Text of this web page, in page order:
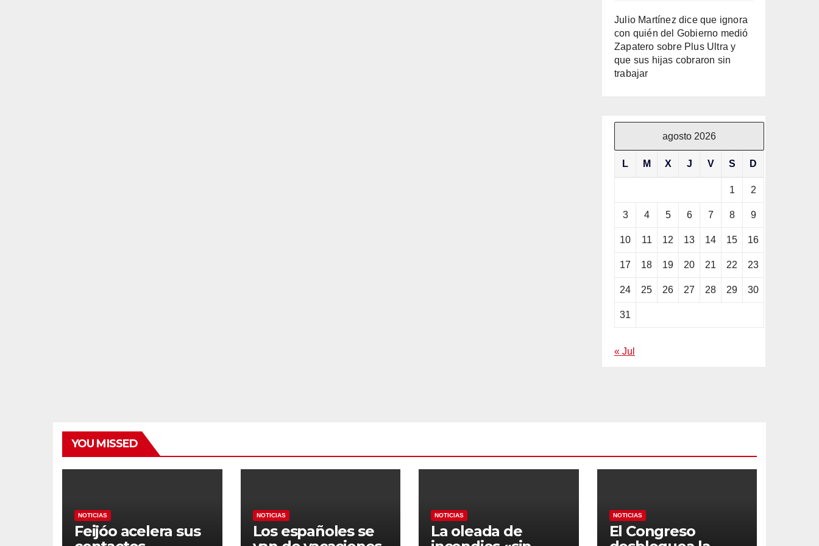
Julio Martínez dice que ignora
con quién del Gobierno medió
Zapatero sobre Plus Ultra y
que sus hijas cobraron sin
trabajar
agosto 2026
L M X J V S D
1 2
3 4 5 6 7 8 9
10 11 12 13 14 15 16
17 18 19 20 21 22 23
24 25 26 27 28 29 30
31
« Jul
YOU MISSED
NOTICIAS
Feijóo acelera sus
NOTICIAS
Los españoles se
NOTICIAS
La oleada de
NOTICIAS
El Congreso